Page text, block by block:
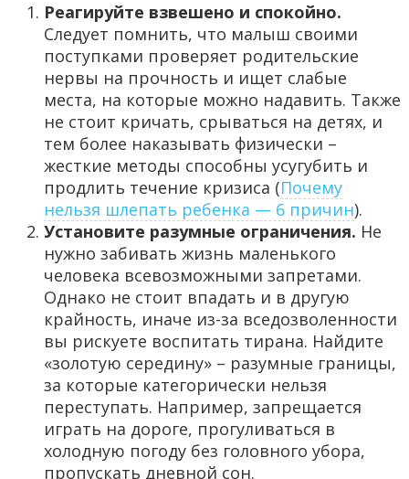
Реагируйте взвешено и спокойно.
Следует помнить, что малыш своими
поступками проверяет родительские
нервы на прочность и ищет слабые
места, на которые можно надавить. Также
не стоит кричать, срываться на детях, и
тем более наказывать физически –
жесткие методы способны усугубить и
продлить течение кризиса (Почему
нельзя шлепать ребенка — 6 причин).
Установите разумные ограничения. Не
нужно забивать жизнь маленького
человека всевозможными запретами.
Однако не стоит впадать и в другую
крайность, иначе из-за вседозволенности
вы рискуете воспитать тирана. Найдите
«золотую середину» – разумные границы,
за которые категорически нельзя
переступать. Например, запрещается
играть на дороге, прогуливаться в
холодную погоду без головного убора,
пропускать дневной сон.